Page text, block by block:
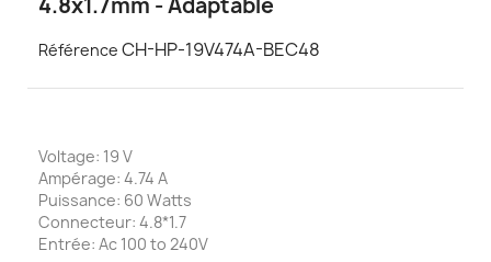
4.8x1.7mm - Adaptable
Référence CH-HP-19V474A-BEC48
Voltage: 19 V
Ampérage: 4.74 A
Puissance: 60 Watts
Connecteur: 4.8*1.7
Entrée: Ac 100 to 240V